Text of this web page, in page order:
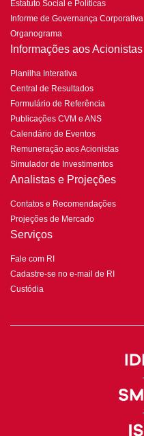
Estatuto Social e Políticas
Informe de Governança Corporativa
Organograma
Informações aos Acionistas
Planilha Interativa
Central de Resultados
Formulário de Referência
Publicações CVM e ANS
Calendário de Eventos
Remuneração aos Acionistas
Simulador de Investimentos
Analistas e Projeções
Contatos e Recomendações
Projeções de Mercado
Serviços
Fale com RI
Cadastre-se no e-mail de RI
Custódia